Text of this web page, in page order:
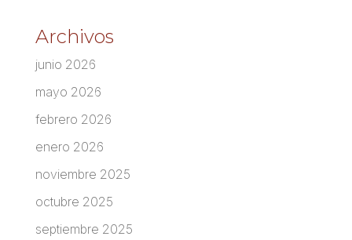
Archivos
junio 2026
mayo 2026
febrero 2026
enero 2026
noviembre 2025
octubre 2025
septiembre 2025